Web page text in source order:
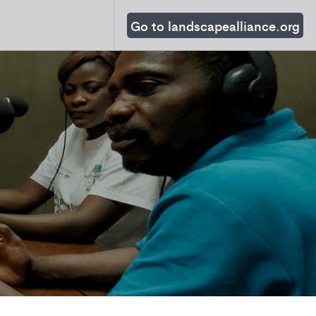
Go to landscapealliance.org